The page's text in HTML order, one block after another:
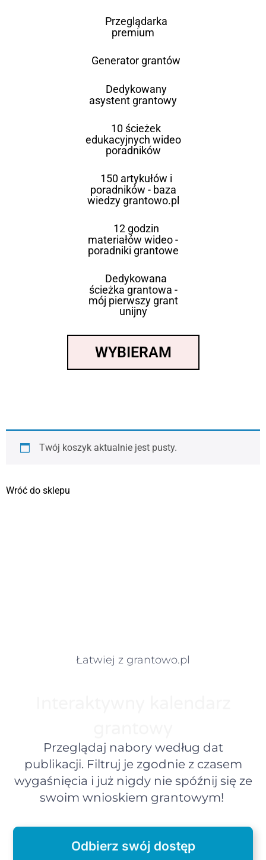
Przeglądarka
premium
Generator grantów
Dedykowany
asystent grantowy
10 ścieżek
edukacyjnych wideo
poradników
150 artykułów i
poradników - baza
wiedzy grantowo.pl
12 godzin
materiałów wideo -
poradniki grantowe
Dedykowana
ścieżka grantowa -
mój pierwszy grant
unijny
WYBIERAM
Twój koszyk aktualnie jest pusty.
Wróć do sklepu
Łatwiej z grantowo.pl
Przeglądaj nabory według dat
publikacji. Filtruj je zgodnie z czasem
wygaśnięcia i już nigdy nie spóźnij się ze
swoim wnioskiem grantowym!
Odbierz swój dostęp